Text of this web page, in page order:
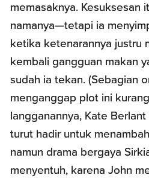
memasaknya. Kesuksesan
namanya—tetapi ia
ketika ketenarannya justru
kembali gangguan makan
sudah ia tekan. (Sebagian
menganggap plot ini
langganannya, Kate
turut hadir untuk
namun drama bergaya
menyentuh, karena John